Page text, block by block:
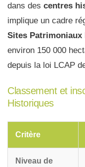
dans des centres
implique un cadre
Sites Patrimoniaux
environ 150 000
depuis la loi LCAP
Classement et
Historiques
Critère
Niveau de